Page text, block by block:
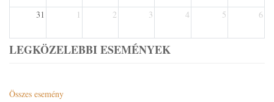
31 1 2 3 4 5 6
LEGKÖZELEBBI ESEMÉNYEK
Összes esemény